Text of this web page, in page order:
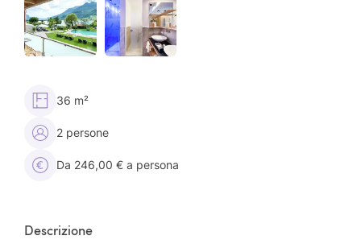
36 m²
2 persone
Da 246,00 € a persona
Descrizione